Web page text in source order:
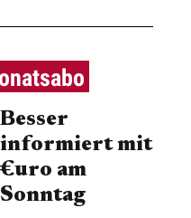
Besser
informiert mit
€uro am
Sonntag